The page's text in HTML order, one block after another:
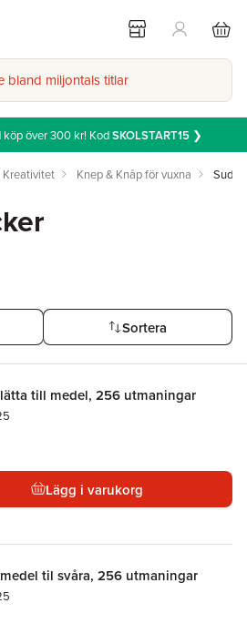
bland miljontals titlar
köp över 300 kr! KodSKOLSTART15❯
Kreativitet Knep & Knåp för vuxna
Sortera
till medel, 256 utmaningar
Lägg i varukorg
til svåra, 256 utmaningar